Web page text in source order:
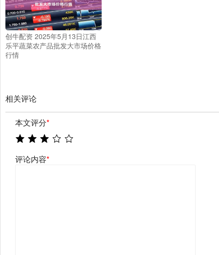
创牛配资 2025年5月13日江西
乐平蔬菜农产品批发大市场价格
行情
相关评论
本文评分*
评论内容*